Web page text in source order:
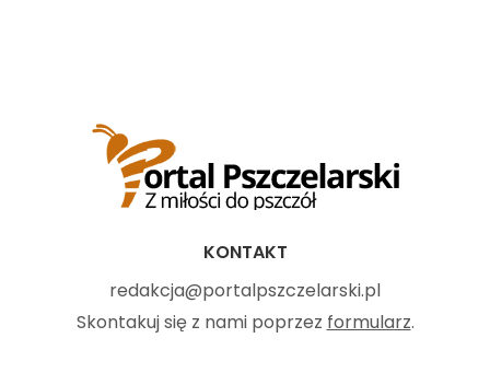
KONTAKT
redakcja@portalpszczelarski.pl
Skontakuj się z nami poprzez formularz.